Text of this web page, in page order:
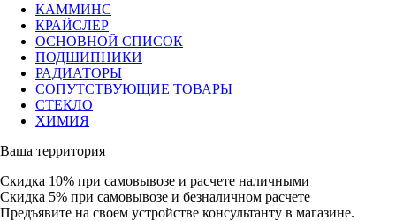
КАММИНС
КРАЙСЛЕР
ОСНОВНОЙ СПИСОК
ПОДШИПНИКИ
РАДИАТОРЫ
СОПУТСТВУЮЩИЕ ТОВАРЫ
СТЕКЛО
ХИМИЯ
Ваша территория
Скидка 10% при самовывозе и расчете наличными
Скидка 5% при самовывозе и безналичном расчете
Предъявите на своем устройстве консультанту в магазине.